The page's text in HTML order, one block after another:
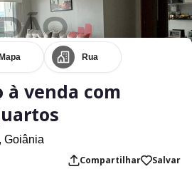
Mapa Rua
venda com
Goiânia
Compartilhar Salvar